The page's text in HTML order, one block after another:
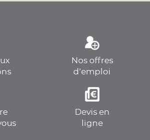
Nos offres
d’emploi
Devis en
ligne